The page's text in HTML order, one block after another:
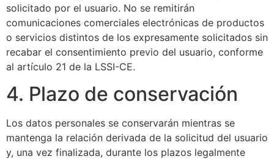
solicitado por el usuario. No se remitirán
comunicaciones comerciales electrónicas de productos
o servicios distintos de los expresamente solicitados sin
recabar el consentimiento previo del usuario, conforme
al artículo 21 de la LSSI-CE.
4. Plazo de conservación
Los datos personales se conservarán mientras se
mantenga la relación derivada de la solicitud del usuario
y, una vez finalizada, durante los plazos legalmente